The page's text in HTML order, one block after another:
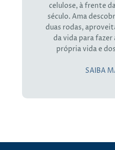
celulose, à frente
século. Ama
duas rodas,
da vida para
própria vida e
SAIBA